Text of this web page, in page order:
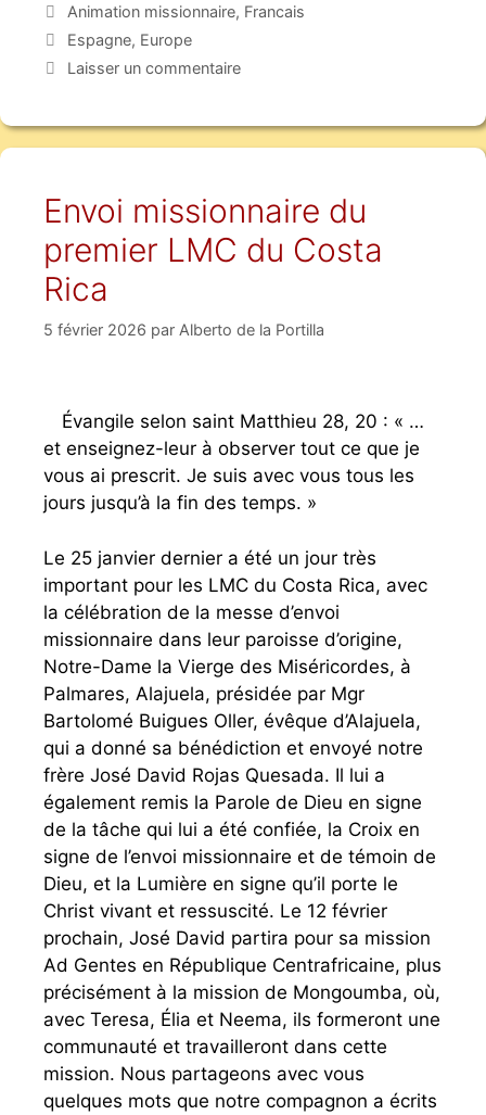
Animation missionnaire, Francais
Espagne, Europe
Laisser un commentaire
Envoi missionnaire du
premier LMC du Costa
Rica
5 février 2026 par Alberto de la Portilla
Évangile selon saint Matthieu 28, 20 : « …
et enseignez-leur à observer tout ce que je
vous ai prescrit. Je suis avec vous tous les
jours jusqu’à la fin des temps. »
Le 25 janvier dernier a été un jour très
important pour les LMC du Costa Rica, avec
la célébration de la messe d’envoi
missionnaire dans leur paroisse d’origine,
Notre-Dame la Vierge des Miséricordes, à
Palmares, Alajuela, présidée par Mgr
Bartolomé Buigues Oller, évêque d’Alajuela,
qui a donné sa bénédiction et envoyé notre
frère José David Rojas Quesada. Il lui a
également remis la Parole de Dieu en signe
de la tâche qui lui a été confiée, la Croix en
signe de l’envoi missionnaire et de témoin de
Dieu, et la Lumière en signe qu’il porte le
Christ vivant et ressuscité. Le 12 février
prochain, José David partira pour sa mission
Ad Gentes en République Centrafricaine, plus
précisément à la mission de Mongoumba, où,
avec Teresa, Élia et Neema, ils formeront une
communauté et travailleront dans cette
mission. Nous partageons avec vous
quelques mots que notre compagnon a écrits